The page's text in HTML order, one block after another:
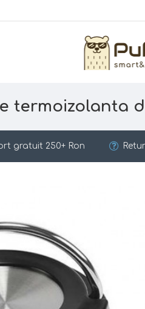
termoizolanta
gratuit 250+ Ron